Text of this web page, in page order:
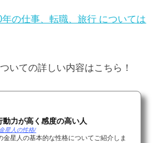
年の仕事、転職、旅行 については
いての詳しい内容はこちら！
力が高く感度の高い人
星人の性格/
金星人の基本的な性格についてご紹介しま